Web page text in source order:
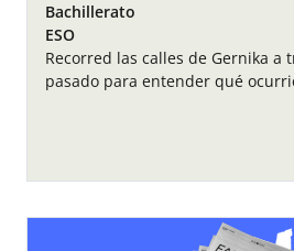
Bachillerato
ESO
Recorred las calles de Gernika a
pasado para entender qué